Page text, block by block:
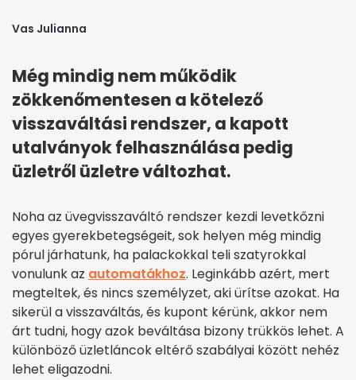
Vas Julianna
Még mindig nem működik
zökkenőmentesen a kötelező
visszaváltási rendszer, a kapott
utalványok felhasználása pedig
üzletről üzletre változhat.
Noha az üvegvisszaváltó rendszer kezdi levetkőzni
egyes gyerekbetegségeit, sok helyen még mindig
pórul járhatunk, ha palackokkal teli szatyrokkal
vonulunk az automatákhoz. Leginkább azért, mert
megteltek, és nincs személyzet, aki ürítse azokat. Ha
sikerül a visszaváltás, és kupont kérünk, akkor nem
árt tudni, hogy azok beváltása bizony trükkös lehet. A
különböző üzletláncok eltérő szabályai között nehéz
lehet eligazodni.